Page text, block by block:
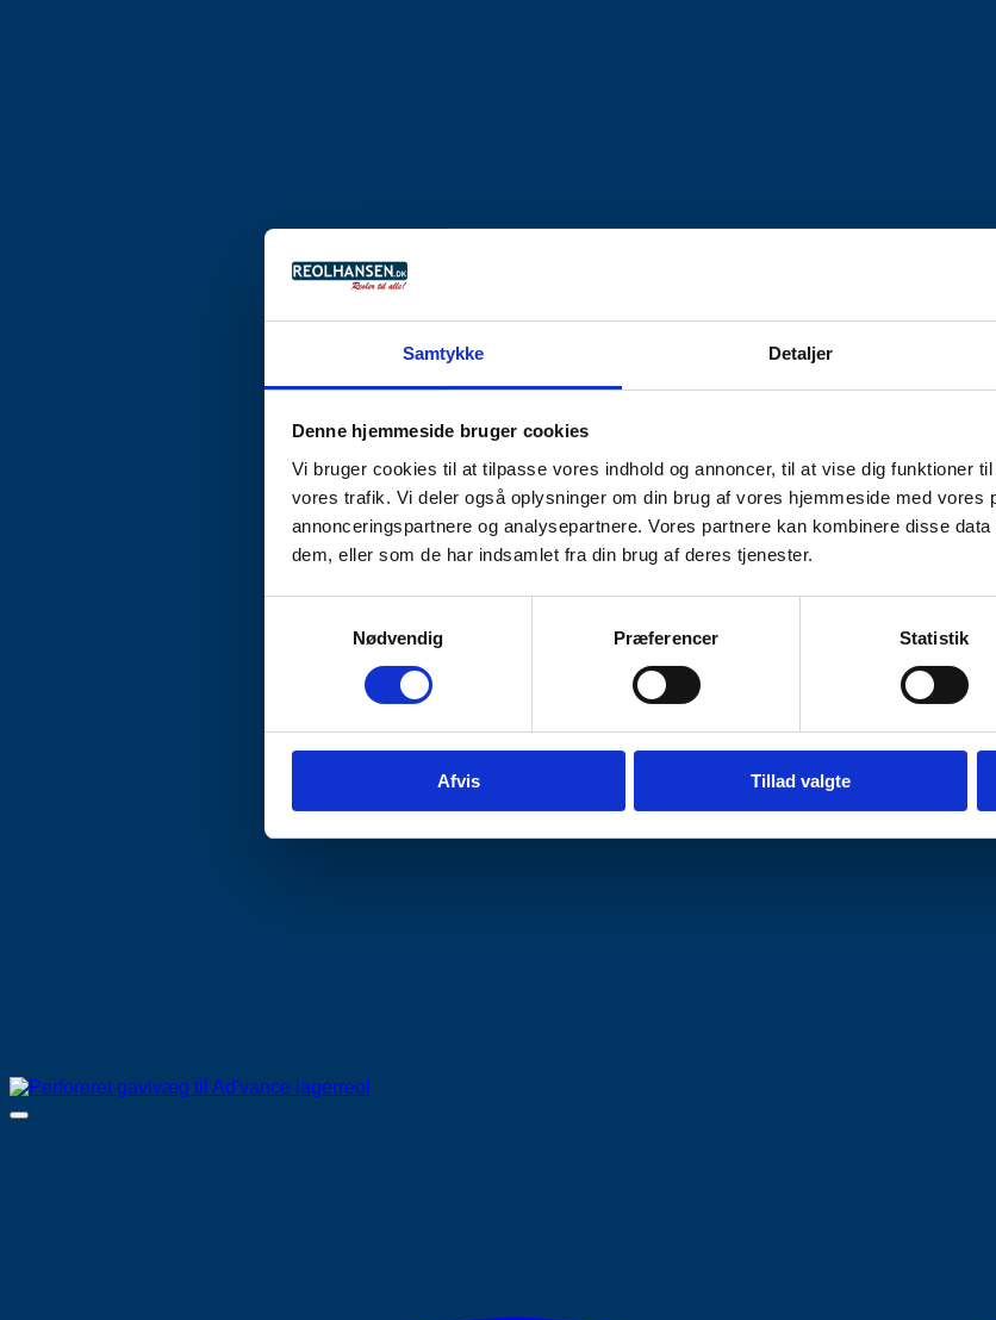
Samtykke Detaljer
Denne hjemmeside bruger cookies
Vi bruger cookies til at tilpasse vores indhold og annoncer, til at vise dig funktioner
vores trafik. Vi deler også oplysninger om din brug af vores hjemmeside med vores
annonceringspartnere og analysepartnere. Vores partnere kan kombinere disse
dem, eller som de har indsamlet fra din brug af deres tjenester.
Nødvendig
Præferencer Statistik
Afvis Tillad valgte